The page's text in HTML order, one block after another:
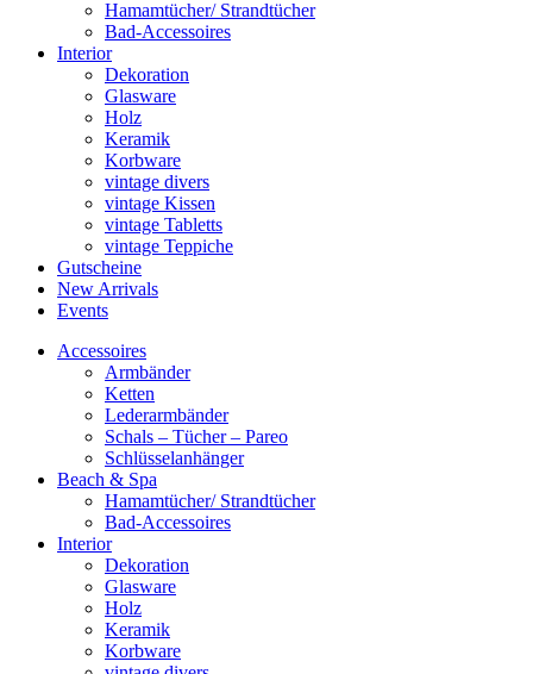
Hamamtücher/ Strandtücher
Bad-Accessoires
Interior
Dekoration
Glasware
Holz
Keramik
Korbware
vintage divers
vintage Kissen
vintage Tabletts
vintage Teppiche
Gutscheine
New Arrivals
Events
Accessoires
Armbänder
Ketten
Lederarmbänder
Schals – Tücher – Pareo
Schlüsselanhänger
Beach & Spa
Hamamtücher/ Strandtücher
Bad-Accessoires
Interior
Dekoration
Glasware
Holz
Keramik
Korbware